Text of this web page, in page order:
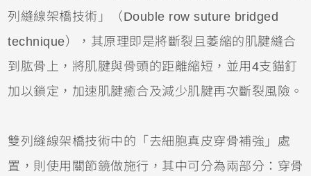
列縫線架橋技術」（Double row suture bridged
technique），其原理即是將斷裂且萎縮的肌腱縫合
到肱骨上，將肌腱與骨頭的距離縮短，並用4支錨釘
加以鎖定，加速肌腱癒合及減少肌腱再次斷裂風險。
雙列縫線架橋技術中的「去細胞真皮穿骨補強」處
置，則使用關節鏡做施行，其中可分為兩部分：穿骨